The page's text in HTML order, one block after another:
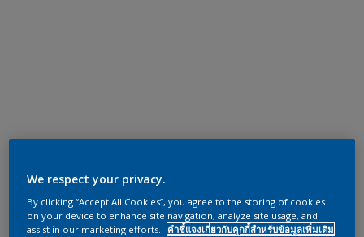
We respect your privacy.
By clicking “Accept All Cookies”, you agree to the storing of cookies
on your device to enhance site navigation, analyze site usage, and
assist in our marketing efforts.
คำชี้แจงเกี่ยวกับคุกกี้สำหรับข้อมูลเพิ่มเติม